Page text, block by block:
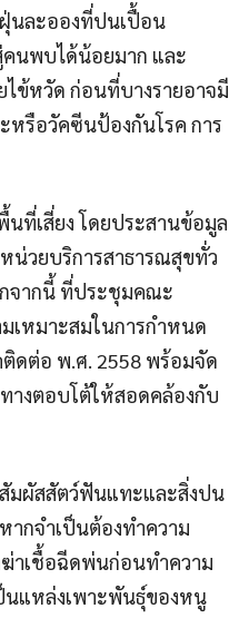
นละอองที่ปนเปื้อน
นพบได้น้อยมาก และ
ไข้หวัด ก่อนที่บางรายอาจมี
หรือวัคซีนป้องกันโรค การ
นที่เสี่ยง โดยประสานข้อมูล
น่วยบริการสาธารณสุขทั่ว
จากนี้ ที่ประชุมคณะ
เหมาะสมในการกำหนด
ดต่อ พ.ศ. 2558 พร้อมจัด
างตอบโต้ให้สอดคล้องกับ
มผัสสัตว์ฟันแทะและสิ่งปน
ากจำเป็นต้องทำความ
าเชื้อฉีดพ่นก่อนทำความ
นแหล่งเพาะพันธุ์ของหนู